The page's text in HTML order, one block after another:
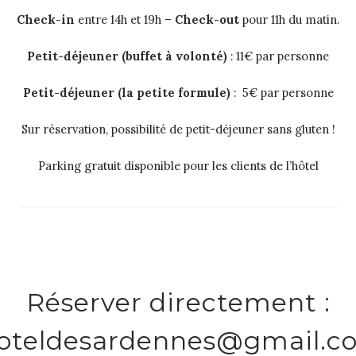
Check-in entre 14h et 19h – Check-out pour 11h du matin.
Petit-déjeuner (buffet à volonté) : 11€ par personne
Petit-déjeuner (la petite formule): 5€ par personne
Sur réservation, possibilité de petit-déjeuner sans gluten !
Parking gratuit disponible pour les clients de l’hôtel
Réserver directement :